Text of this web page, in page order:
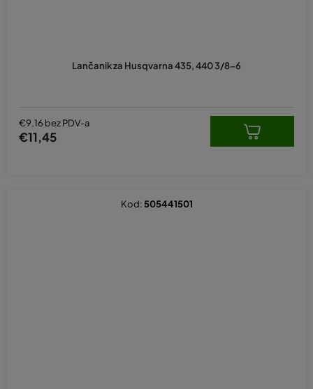
Lančanik za Husqvarna 435, 440 3/8-6
€9,16 bez PDV-a
€11,45
Kod: 505441501